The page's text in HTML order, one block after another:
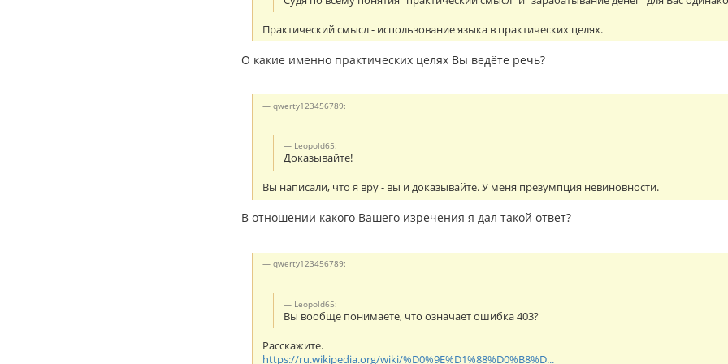
Практический смысл - использование языка в практических целях.
О какие именно практических целях Вы ведёте речь?
qwerty123456789:
Leopold65:
Доказывайте!
Вы написали, что я вру - вы и доказывайте. У меня презумпция невиновности.
В отношении какого Вашего изречения я дал такой ответ?
qwerty123456789:
Leopold65:
Вы вообще понимаете, что означает ошибка 403?
Расскажите.
https://ru.wikipedia.org/wiki/%D0%9E%D1%88%D0%B8%D...